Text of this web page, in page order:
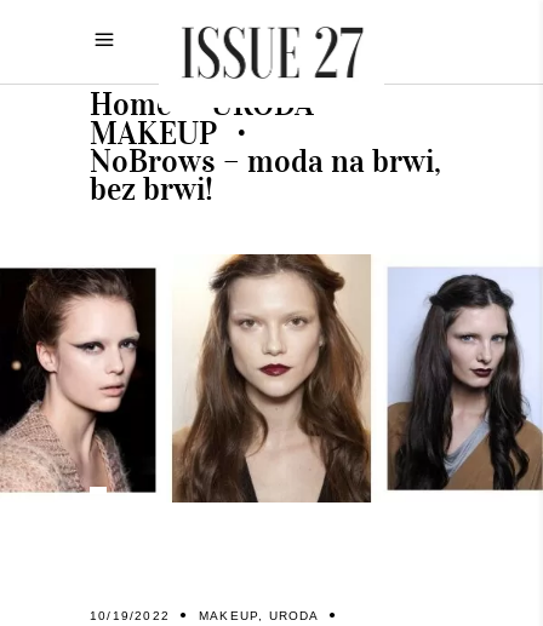
Home URODA
MAKEUP •
NoBrows – moda na brwi,
bez brwi!
10/19/2022 MAKEUP, URODA